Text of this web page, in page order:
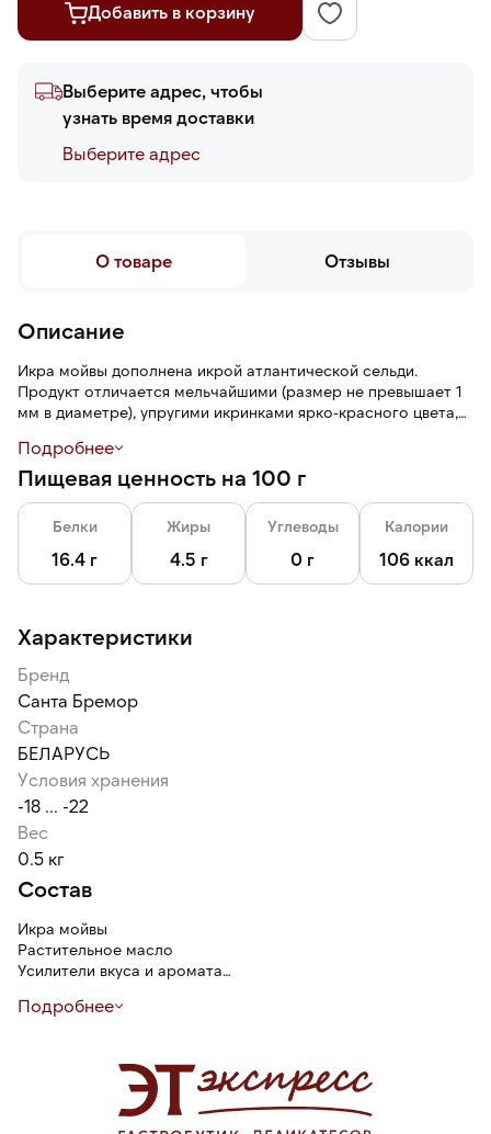
Добавить в корзину
Выберите адрес, чтобы
узнать время доставки
Выберите адреc
О товаре Отзывы
Описание
Икра мойвы дополнена икрой атлантической сельди.
Продукт отличается мельчайшими (размер не превышает 1
мм в диаметре), упругими икринками ярко-красного цвета,
Икра — один из основных компонентов роллов и суши,
используется в салатах, для украшения различных блюд,
сочетается с рисом, нори, рыбой, употребляется как
самостоятельная закуска.
Подробнее
Пищевая ценность на 100 г
Белки
16.4 г
Жиры
4.5 г
Углеводы
0 г
Калории
106 ккал
Характеристики
Бренд
Санта Бремор
Страна
БЕЛАРУСЬ
Условия хранения
-18 ... -22
Вес
0.5 кг
Состав
Икра мойвы
Растительное масло
Усилители вкуса и аромата
Консерванты
Морская соль
Регулятор кислотности лимонная кислота
Подробнее